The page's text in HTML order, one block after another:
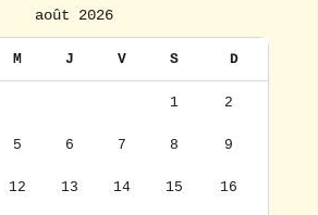
août 2026
M J V S D
1 2
5 6 7 8 9
12 13 14 15 16